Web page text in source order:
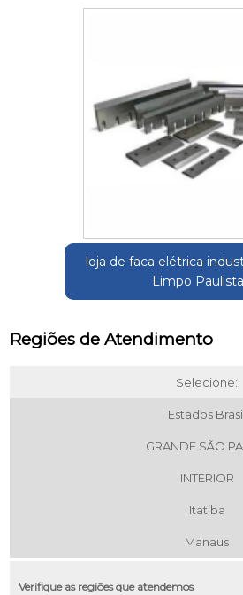
loja de faca elétrica
Limpo Paulista
Regiões de Atendimento
Selecione:
Estados
GRANDE SÃO
INTERIOR
Itatiba
Manaus
Verifique as regiões que atendemos